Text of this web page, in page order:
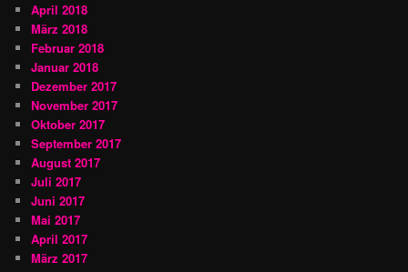
April 2018
März 2018
Februar 2018
Januar 2018
Dezember 2017
November 2017
Oktober 2017
September 2017
August 2017
Juli 2017
Juni 2017
Mai 2017
April 2017
März 2017